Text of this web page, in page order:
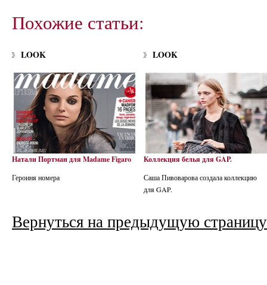
Похожие статьи:
LOOK
Натали Портман для Madame Figaro
Героиня номера
LOOK
Коллекция белья для GAP.
Саша Пивоварова создала коллекцию
для GAP.
Вернуться на предыдущую страницу